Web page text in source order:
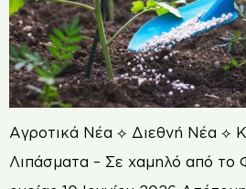
Αγροτικά Νέα ⟡ Διεθνή Νέα ⟡
Λιπάσματα – Σε χαμηλό από το